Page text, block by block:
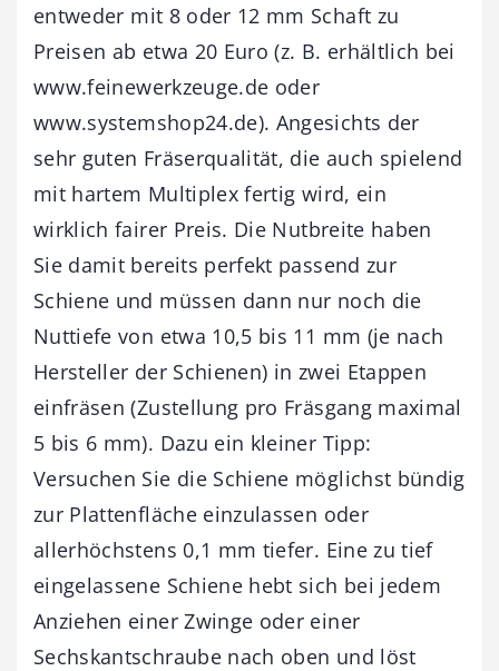
entweder mit 8 oder 12 mm Schaft zu
Preisen ab etwa 20 Euro (z. B. erhältlich bei
www.feinewerkzeuge.de oder
www.systemshop24.de). Angesichts der
sehr guten Fräserqualität, die auch spielend
mit hartem Multiplex fertig wird, ein
wirklich fairer Preis. Die Nutbreite haben
Sie damit bereits perfekt passend zur
Schiene und müssen dann nur noch die
Nuttiefe von etwa 10,5 bis 11 mm (je nach
Hersteller der Schienen) in zwei Etappen
einfräsen (Zustellung pro Fräsgang maximal
5 bis 6 mm). Dazu ein kleiner Tipp:
Versuchen Sie die Schiene möglichst bündig
zur Plattenfläche einzulassen oder
allerhöchstens 0,1 mm tiefer. Eine zu tief
eingelassene Schiene hebt sich bei jedem
Anziehen einer Zwinge oder einer
Sechskantschraube nach oben und löst